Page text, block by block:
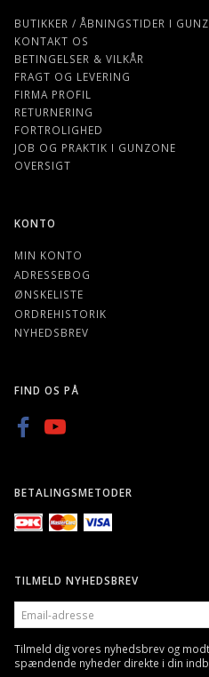
BUTIKKER / ÅBNINGSTIDER I
KONTAKT OS
BETINGELSER & VILKÅR
FRAGT OG LEVERING
FIRMA PROFIL
RETURNERING
FORTROLIGHED
JOB OG PRAKTIK I GUNZONE
OVERSIGT
KONTO
MIN KONTO
ADRESSEBOG
ØNSKELISTE
ORDREHISTORIK
NYHEDSBREV
FIND OS PÅ
BETALINGSMETODER
TILMELD NYHEDSBREV
EMAIL-
ADRESSE
Tilmeld dig vores nyhedsbrev og
spændende nyheder direkte i din